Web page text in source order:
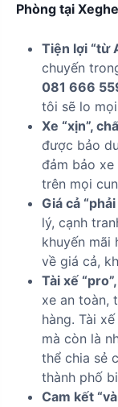
Phòng tại
Tiện lợi “từ
chuyến
081 666
tôi sẽ lo
Xe “xịn”,
được bảo
đảm bảo
trên mọi
Giá cả
lý, cạnh
khuyến mãi
về giá cả,
Tài xế
xe an toàn,
hàng. Tài
mà còn là
thể chia sẻ
thành phố
Cam kết